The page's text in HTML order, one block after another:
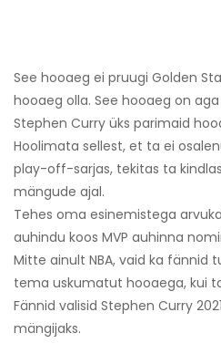
See hooaeg ei pruugi Golden
hooaeg olla. See hooaeg on
Stephen Curry üks parimaid
Hoolimata sellest, et ta ei
play-off-sarjas, tekitas ta
mängude ajal.
Tehes oma esinemistega
auhindu koos MVP auhinna
Mitte ainult NBA, vaid ka fännid
tema uskumatut hooaega, kui
Fännid valisid Stephen Curry
mängijaks.